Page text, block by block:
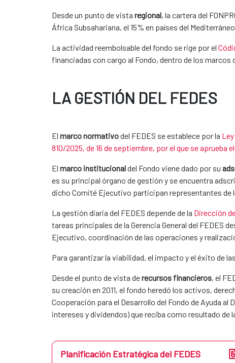
Desde un punto de vista regional, la cartera del
África Subsahariana, el 15% en países del
La actividad reembolsable del fondo se rige por el
financiadas con cargo al Fondo, dentro de los
LA GESTIÓN DEL FEDES
El marco normativodel FEDES se establece por la
810/2025, de 16 de septiembre, por el que se aprueba
El marco institucionaldel Fondo viene dado por su
es su principal órgano de gestión y se encuentra
dicho Comité Ejecutivo participan representantes de
La gestión diaria del FEDES depende de la Dirección
tareas principales de la Gerencia General del
Ejecutivo, coordinación de las operaciones y
Para garantizar la viabilidad, el impacto y el éxito de
Desde el punto de vista derecursos financieros, el
su creación en 2011, el fondo heredó los activos,
Cooperación para el Desarrollo del Fondo de Ayuda
intereses y dividendos) que reciba como resultado de
Planificación Estratégica del FEDES